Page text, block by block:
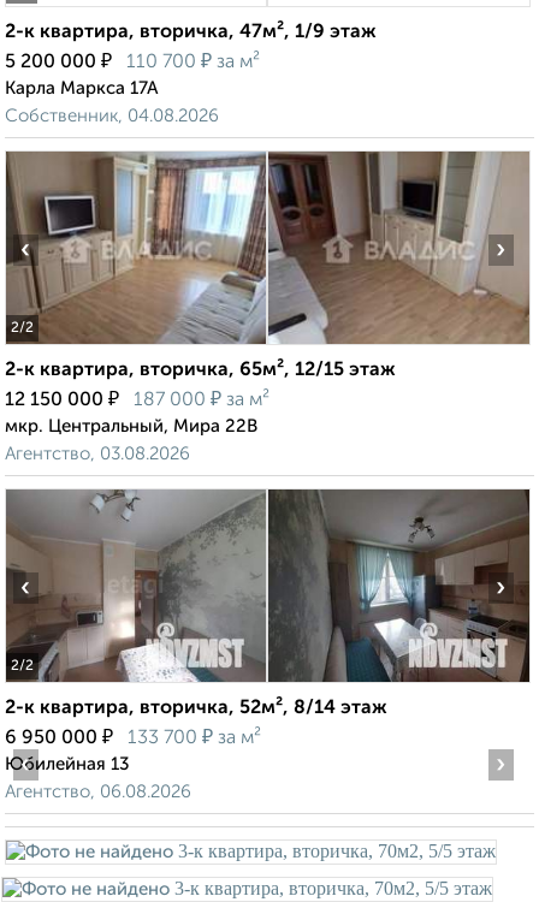
2-к квартира, вторичка, 47м², 1/9 этаж
5 200 000 ₽ 110 700 ₽ за м²
Карла Маркса 17А
Собственник, 04.08.2026
2/2
‹ ›
2-к квартира, вторичка, 65м², 12/15 этаж
12 150 000 ₽ 187 000 ₽ за м²
мкр. Центральный, Мира 22В
Агентство, 03.08.2026
2/2
‹ ›
2-к квартира, вторичка, 52м², 8/14 этаж
6 950 000 ₽ 133 700 ₽ за м²
Юбилейная 13
Агентство, 06.08.2026
‹ ›